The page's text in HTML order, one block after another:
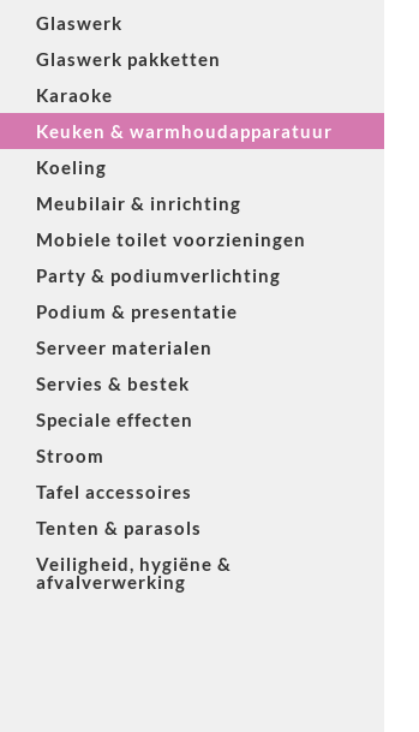
Glaswerk
Glaswerk pakketten
Karaoke
Keuken & warmhoudapparatuur
Koeling
Meubilair & inrichting
Mobiele toilet voorzieningen
Party & podiumverlichting
Podium & presentatie
Serveer materialen
Servies & bestek
Speciale effecten
Stroom
Tafel accessoires
Tenten & parasols
Veiligheid, hygiëne &
afvalverwerking